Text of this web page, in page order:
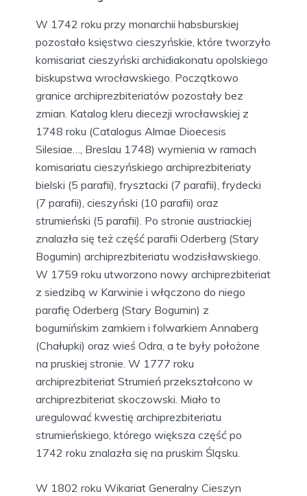
W 1742 roku przy monarchii habsburskiej
pozostało księstwo cieszyńskie, które tworzyło
komisariat cieszyński archidiakonatu opolskiego
biskupstwa wrocławskiego. Początkowo
granice archiprezbiteriatów pozostały bez
zmian. Katalog kleru diecezji wrocławskiej z
1748 roku (Catalogus Almae Dioecesis
Silesiae…, Breslau 1748) wymienia w ramach
komisariatu cieszyńskiego archiprezbiteriaty
bielski (5 parafii), frysztacki (7 parafii), frydecki
(7 parafii), cieszyński (10 parafii) oraz
strumieński (5 parafii). Po stronie austriackiej
znalazła się też część parafii Oderberg (Stary
Bogumin) archiprezbiteriatu wodzisławskiego.
W 1759 roku utworzono nowy archiprezbiteriat
z siedzibą w Karwinie i włączono do niego
parafię Oderberg (Stary Bogumin) z
bogumińskim zamkiem i folwarkiem Annaberg
(Chałupki) oraz wieś Odra, a te były położone
na pruskiej stronie. W 1777 roku
archiprezbiteriat Strumień przekształcono w
archiprezbiteriat skoczowski. Miało to
uregulować kwestię archiprezbiteriatu
strumieńskiego, którego większa część po
1742 roku znalazła się na pruskim Śląsku.
W 1802 roku Wikariat Generalny Cieszyn